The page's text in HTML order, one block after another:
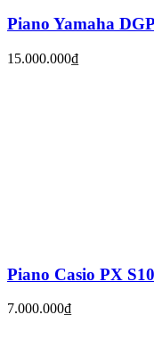
Piano Yamaha
15.000.000₫
Piano Casio PX
7.000.000₫